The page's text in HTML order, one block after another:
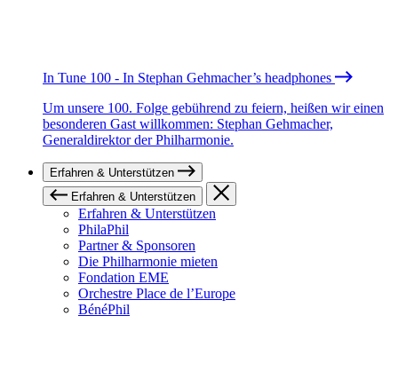
In Tune 100 - In Stephan Gehmacher’s headphones
Um unsere 100. Folge gebührend zu feiern, heißen wir einen
besonderen Gast willkommen: Stephan Gehmacher,
Generaldirektor der Philharmonie.
Erfahren & Unterstützen
Erfahren & Unterstützen
Erfahren & Unterstützen
PhilaPhil
Partner & Sponsoren
Die Philharmonie mieten
Fondation EME
Orchestre Place de l’Europe
BénéPhil